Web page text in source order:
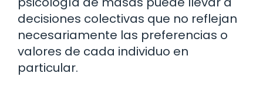
decisiones colectivas que no reflejan
necesariamente las preferencias o
valores de cada individuo en
particular.